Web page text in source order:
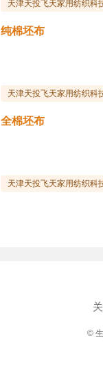
天津天投飞天家用纺织科
纯棉坯布
天津天投飞天家用纺织科
全棉坯布
天津天投飞天家用纺织科
©